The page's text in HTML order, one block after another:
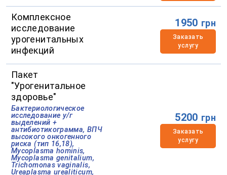
Комплексное
исследование
урогенитальных
инфекций
1950 грн
Заказать
услугу
Пакет
"Урогенитальное
здоровье"
Бактериологическое
исследование у/г
выделений +
антибиотикограмма, ВПЧ
высокого онкогенного
риска (тип 16,18),
Mycoplasma hominis,
Mycoplasma genitalium,
Trichomonas vaginalis,
Ureaplasma urealiticum,
5200 грн
Заказать
услугу